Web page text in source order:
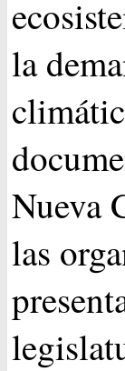
la
Nueva
las